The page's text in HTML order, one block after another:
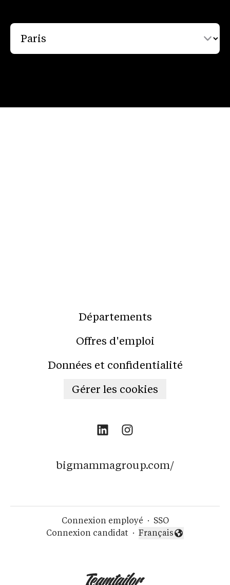
Départements
Offres d'emploi
Données et confidentialité
Gérer les cookies
bigmammagroup.com/
Connexion employé · SSO
Connexion candidat ·
Changer la langue
Français